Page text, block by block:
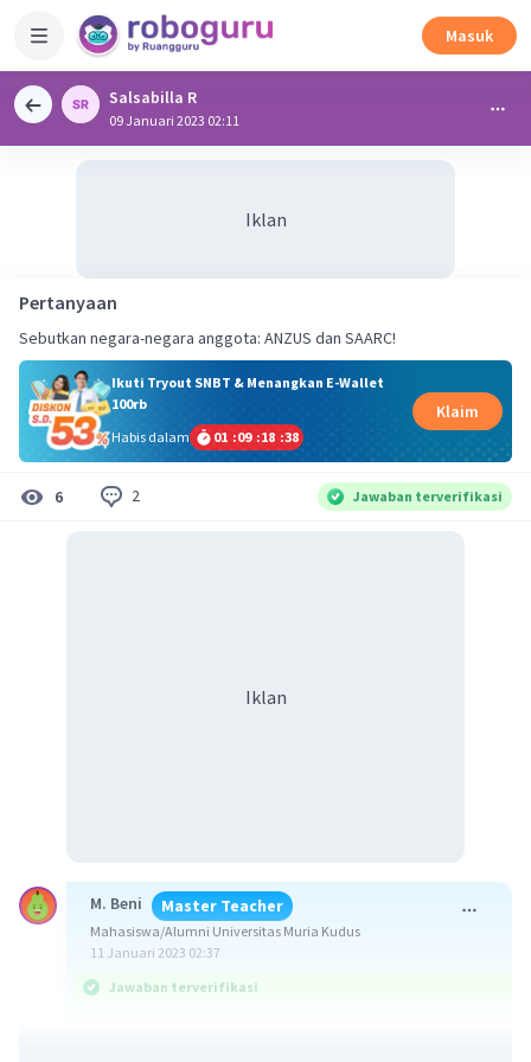
Masuk
Salsabilla R
09 Januari 2023 02:11
Iklan
Pertanyaan
Sebutkan negara-negara anggota: ANZUS dan SAARC!
Ikuti Tryout SNBT & Menangkan E-Wallet
100rb
Habis dalam
01 :09 :18 :38
Klaim
6 2 Jawaban terverifikasi
Iklan
M. Beni Master Teacher
Mahasiswa/Alumni Universitas Muria Kudus
11 Januari 2023 02:37
Jawaban terverifikasi